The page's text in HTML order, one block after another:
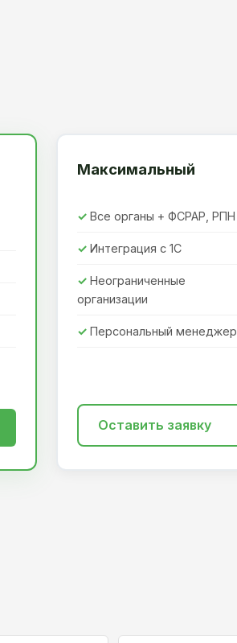
Максимальный
Все органы + ФСРАР, РПН
Интеграция с 1С
Неограниченные
организации
Персональный менеджер
Оставить заявку